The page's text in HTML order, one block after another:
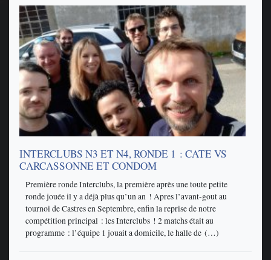
INTERCLUBS N3 ET N4, RONDE 1 : CATE VS
CARCASSONNE ET CONDOM
Première ronde Interclubs, la première après une toute petite
ronde jouée il y a déjà plus qu’un an ! Apres l’avant-gout au
tournoi de Castres en Septembre, enfin la reprise de notre
compétition principal : les Interclubs ! 2 matchs était au
programme : l’équipe 1 jouait a domicile, le halle de (…)